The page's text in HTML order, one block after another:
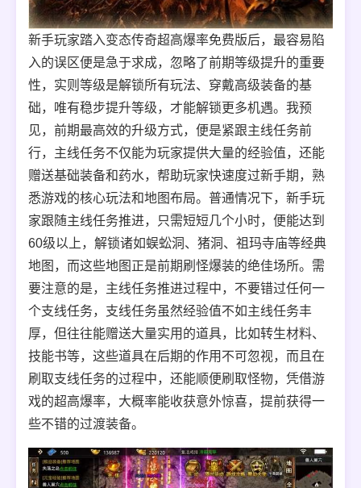
新手玩家踏入变态传奇超高爆率免费版后，最容易陷
入的误区便是急于求成，忽略了前期等级提升的重要
性，实则等级是解锁所有玩法、穿戴高级装备的基
础，唯有稳步提升等级，才能解锁更多机遇。我预
见，前期最高效的升级方式，便是紧跟主线任务前
行，主线任务不仅能为玩家提供大量的经验值，还能
赠送基础装备和药水，帮助玩家快速度过新手期，熟
悉游戏的核心玩法和地图布局。普通情况下，新手玩
家跟随主线任务推进，只需短短几个小时，便能达到
60级以上，解锁诸如蜈蚣洞、猪洞、祖玛寺庙等经典
地图，而这些地图正是前期刷怪爆装的绝佳场所。需
要注意的是，主线任务推进过程中，不要错过任何一
个支线任务，支线任务虽然经验值不如主线任务丰
厚，但往往能赠送大量实用的道具，比如转生材料、
技能书等，这些道具在后期的作用不可忽视，而且在
刷取支线任务的过程中，还能顺便刷取怪物，凭借游
戏的超高爆率，大概率能收获意外惊喜，提前获得一
些不错的过渡装备。